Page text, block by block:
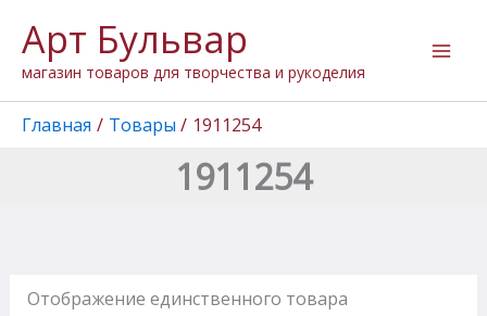
содержимому
Арт Бульвар
магазин товаров для творчества и рукоделия
Главная Товары 1911254
1911254
Отображение единственного товара